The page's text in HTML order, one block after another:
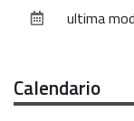
documento
ultima
Calendario